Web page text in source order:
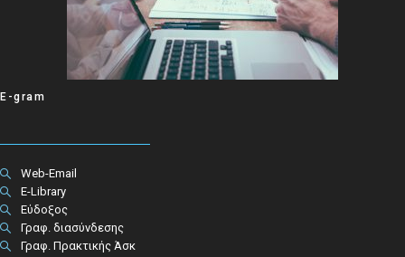
E-gram
Web-Email
E-Library
Εύδοξος
Γραφ. διασύνδεσης
Γραφ. Πρακτικής Άσκ